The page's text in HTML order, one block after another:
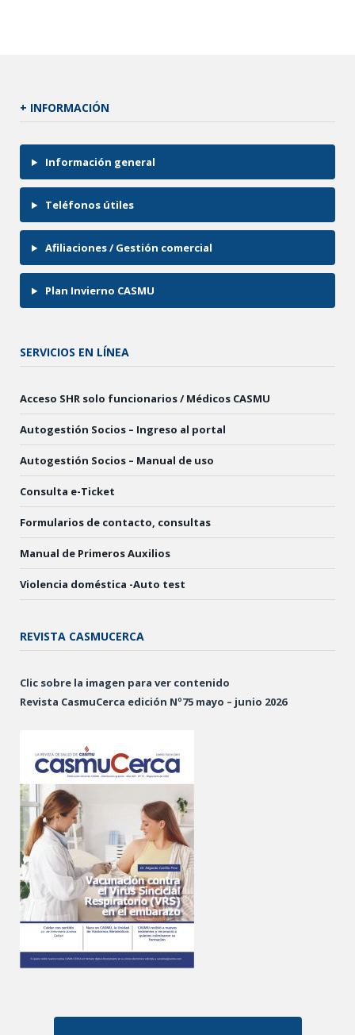
+ INFORMACIÓN
Información general
Teléfonos útiles
Afiliaciones / Gestión comercial
Plan Invierno CASMU
SERVICIOS EN LÍNEA
Acceso SHR solo funcionarios / Médicos CASMU
Autogestión Socios – Ingreso al portal
Autogestión Socios – Manual de uso
Consulta e-Ticket
Formularios de contacto, consultas
Manual de Primeros Auxilios
Violencia doméstica -Auto test
REVISTA CASMUCERCA
Clic sobre la imagen para ver contenido
Revista CasmuCerca edición Nº75 mayo – junio 2026